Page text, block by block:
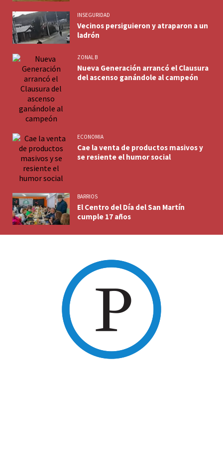
INSEGURIDAD
Vecinos persiguieron y atraparon a un
ladrón
ZONAL B
Nueva Generación arrancó el Clausura
del ascenso ganándole al campeón
ECONOMIA
Cae la venta de productos masivos y
se resiente el humor social
BARRIOS
El Centro del Día del San Martín
cumple 17 años